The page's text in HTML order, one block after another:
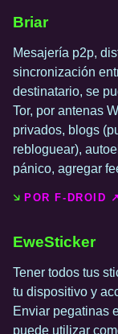
Briar
Mesajería p2p,
sincronización
destinatario, se
Tor, por antenas
privados, blogs
rebloguear),
pánico, agregar
POR F-DROID ↗️
EweSticker
Tener todos tus
tu dispositivo y
Enviar pegatinas
puede utilizar